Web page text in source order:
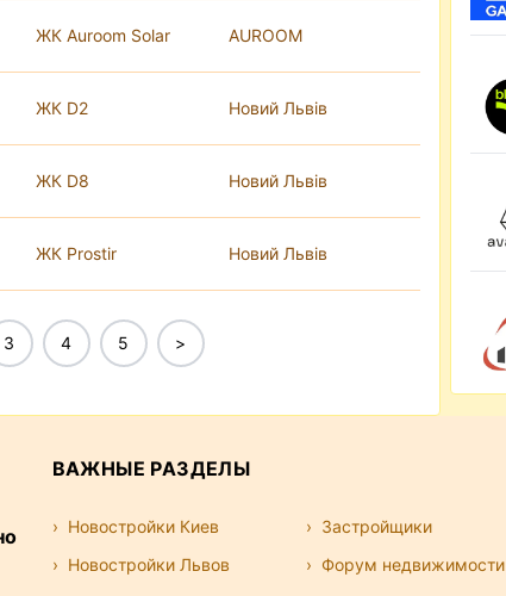
ЖК Auroom Solar AUROOM
ЖК D2 Новий Львів
ЖК D8 Новий Львів
ЖК Prostir Новий Львів
3 4 5 >
ВАЖНЫЕ РАЗДЕЛЫ
Новостройки Киев
Новостройки Львов
Застройщики
Форум недвижимости